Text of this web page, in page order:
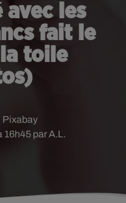
avec les
fait le
toile
16h45 par A.L.
Pixabay